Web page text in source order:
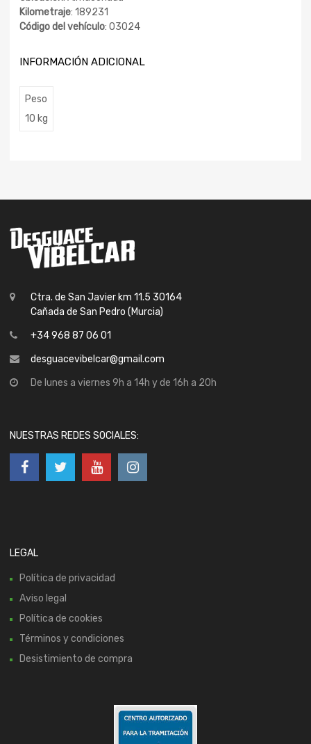
Kilometraje: 189231
Código del vehículo: 03024
INFORMACIÓN ADICIONAL
Peso
10 kg
Ctra. de San Javier km 11.5 30164
Cañada de San Pedro (Murcia)
+34 968 87 06 01
desguacevibelcar@gmail.com
De lunes a viernes 9h a 14h y de 16h a 20h
NUESTRAS REDES SOCIALES:
LEGAL
Política de privacidad
Aviso legal
Política de cookies
Términos y condiciones
Desistimiento de compra